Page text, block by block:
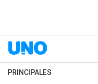
PRINCIPALES